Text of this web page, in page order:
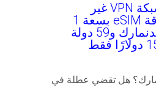
احصل على شبكة VPN غير
محدودة وبطاقة eSIM بسعة 1
جيجابايت لـ الدنمارك و59 دولة
هل تقضي عطلة في